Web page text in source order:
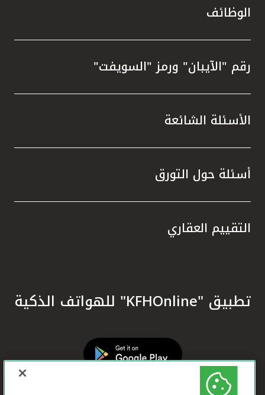
الوظائف
رقم "الآيبان" ورمز "السويفت"
الأسئلة الشائعة
أسئلة حول التورق
التقييم العقاري
تطبيق "KFHOnline" للهواتف الذكية